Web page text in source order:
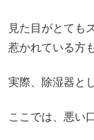
見た目がとても
惹かれている方
実際、除湿器と
ここでは、悪い